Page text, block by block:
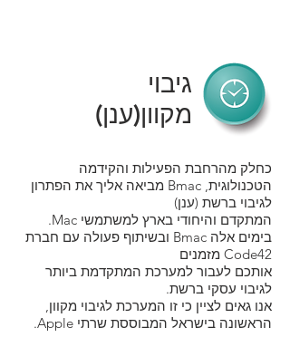
גיבוי
מקוון(ענן)
כחלק מהרחבת הפעילות והקידמה
הטכנולוגית, Bmac מביאה אליך את הפתרון
לגיבוי ברשת (ענן)
המתקדם והיחודי בארץ למשתמשי Mac.
בימים אלה Bmac ובשיתוף פעולה עם חברת
Code42 מזמנים
אותכם לעבור למערכת המתקדמת ביותר
לגיבוי עסקי ברשת.
אנו גאים לציין כי זו המערכת לגיבוי מקוון,
הראשונה בישראל המבוססת שרתי Apple.